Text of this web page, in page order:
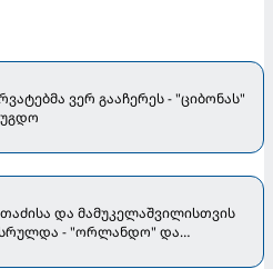
ვერ გააჩერეს - "ციბონას"
და მამუკელაშვილისთვის
- "ორლანდო" და